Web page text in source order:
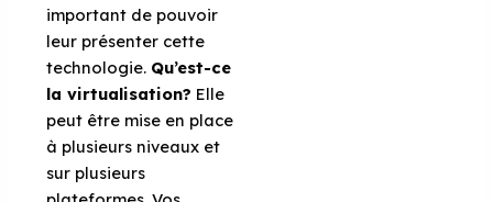
important de pouvoir
leur présenter cette
technologie. Qu’est-ce
la virtualisation? Elle
peut être mise en place
à plusieurs niveaux et
sur plusieurs